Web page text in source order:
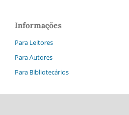
Informações
Para Leitores
Para Autores
Para Bibliotecários